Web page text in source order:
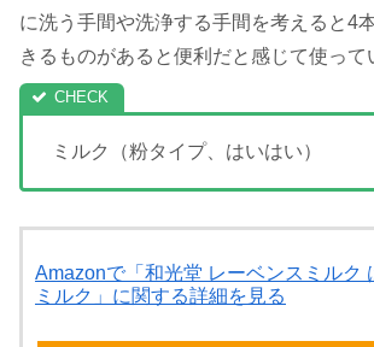
に洗う手間や洗浄する手間を考えると4
きるものがあると便利だと感じて使って
ミルク（粉タイプ、はいはい）
Amazonで「和光堂 レーベンスミルク
ミルク」に関する詳細を見る